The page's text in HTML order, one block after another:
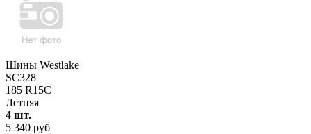
Шины Westlake
SC328
185 R15C
Летняя
4 шт.
5 340 руб